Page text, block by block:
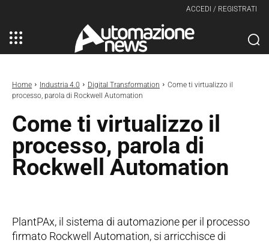
ACCEDI / REGISTRATI
Home Industria 4.0 Digital Transformation
Come ti virtualizzo il
processo, parola di Rockwell Automation
Come ti virtualizzo il
processo, parola di
Rockwell Automation
PlantPAx, il sistema di automazione per il processo
firmato Rockwell Automation, si arricchisce di